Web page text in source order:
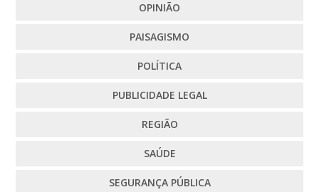
OPINIÃO
PAISAGISMO
POLÍTICA
PUBLICIDADE LEGAL
REGIÃO
SAÚDE
SEGURANÇA PÚBLICA